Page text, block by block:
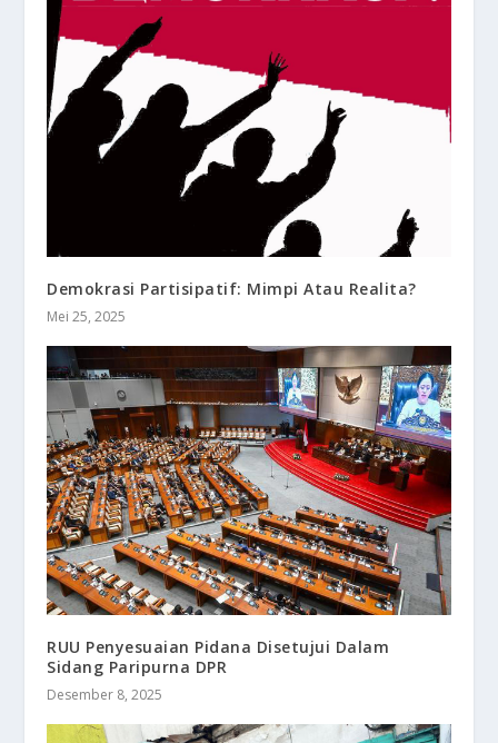
Demokrasi Partisipatif: Mimpi Atau Realita?
Mei 25, 2025
RUU Penyesuaian Pidana Disetujui Dalam
Sidang Paripurna DPR
Desember 8, 2025